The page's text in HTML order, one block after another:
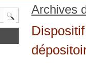
Archives